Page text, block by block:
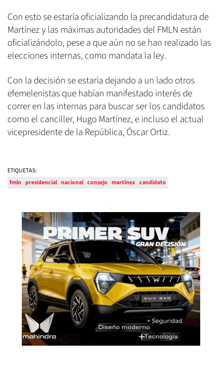
Con esto se estaría oficializando la precandidatura de
Martínez y las máximas autoridades del FMLN están
oficializándolo, pese a que aún no se han realizado las
elecciones internas, como mandata la ley.
Con la decisión se estaría dejando a un lado otros
efemelenistas que habían manifestado interés de
correr en las internas para buscar ser los candidatos
como el canciller, Hugo Martínez, e incluso el actual
vicepresidente de la República, Óscar Ortiz.
ETIQUETAS:
fmln presidencial nacional consejo martínez candidato